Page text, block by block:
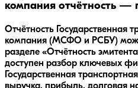
компания отчётность —
Отчётность Государственная
компания (МСФО и РСБУ)
разделе «Отчётность
доступен разбор ключевых
Государственная